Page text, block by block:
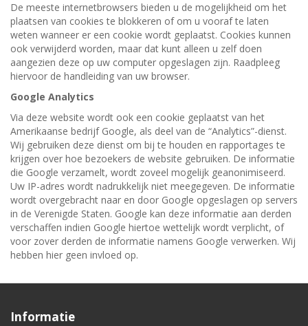
De meeste internetbrowsers bieden u de mogelijkheid om het
plaatsen van cookies te blokkeren of om u vooraf te laten
weten wanneer er een cookie wordt geplaatst. Cookies kunnen
ook verwijderd worden, maar dat kunt alleen u zelf doen
aangezien deze op uw computer opgeslagen zijn. Raadpleeg
hiervoor de handleiding van uw browser.
Google Analytics
Via deze website wordt ook een cookie geplaatst van het
Amerikaanse bedrijf Google, als deel van de “Analytics”-dienst.
Wij gebruiken deze dienst om bij te houden en rapportages te
krijgen over hoe bezoekers de website gebruiken. De informatie
die Google verzamelt, wordt zoveel mogelijk geanonimiseerd.
Uw IP-adres wordt nadrukkelijk niet meegegeven. De informatie
wordt overgebracht naar en door Google opgeslagen op servers
in de Verenigde Staten. Google kan deze informatie aan derden
verschaffen indien Google hiertoe wettelijk wordt verplicht, of
voor zover derden de informatie namens Google verwerken. Wij
hebben hier geen invloed op.
Informatie